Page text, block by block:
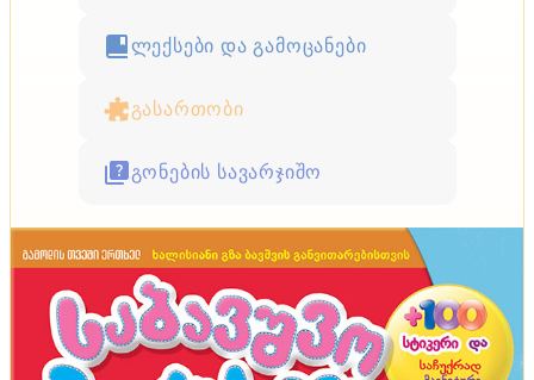
ლექსები და გამოცანები
გასართობი
გონების სავარჯიშო